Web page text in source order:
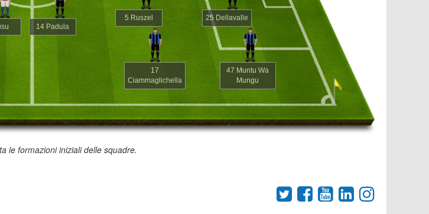
25 Dellavalle
47 Muntu Wa
Mungu
5 Ruszel
17
Ciammaglichella
14 Padula
le formazioni iniziali delle squadre.